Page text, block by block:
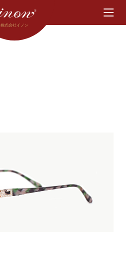
株式会社イノン